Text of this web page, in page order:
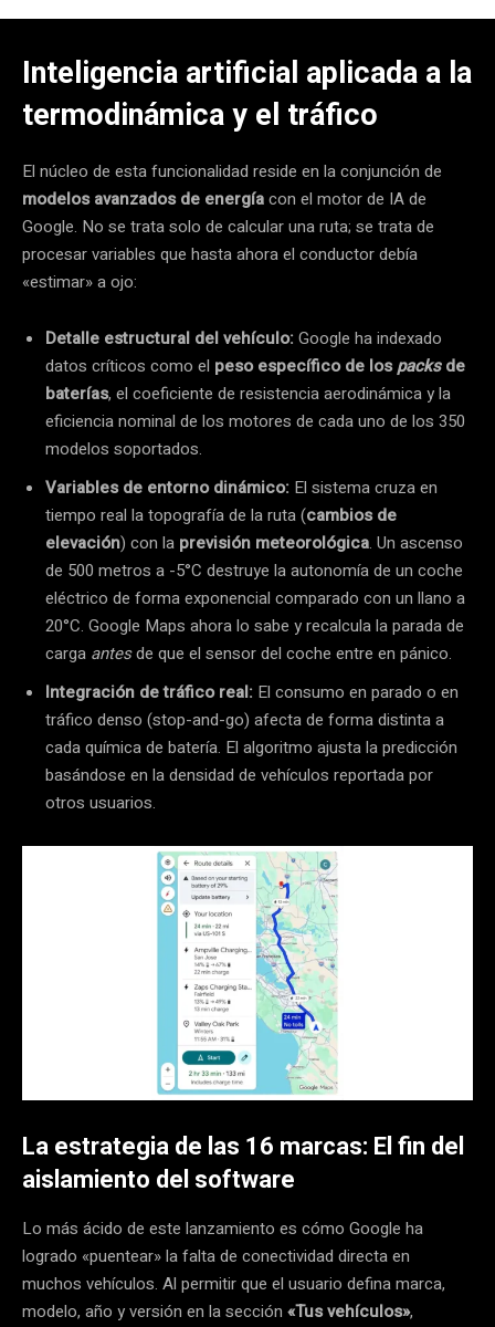
Inteligencia artificial aplicada a la
termodinámica y el tráfico
El núcleo de esta funcionalidad reside en la conjunción de
modelos avanzados de energíacon el motor de IA de
Google. No se trata solo de calcular una ruta; se trata de
procesar variables que hasta ahora el conductor debía
«estimar» a ojo:
Detalle estructural del vehículo:Google ha indexado
datos críticos como el peso específico de lospacksde
baterías, el coeficiente de resistencia aerodinámica y la
eficiencia nominal de los motores de cada uno de los 350
modelos soportados.
Variables de entorno dinámico: El sistema cruza en
tiempo real la topografía de la ruta (cambios de
elevación) con la previsión meteorológica. Un ascenso
de 500 metros a -5°C destruye la autonomía de un coche
eléctrico de forma exponencial comparado con un llano a
20°C. Google Maps ahora lo sabe y recalcula la parada de
carga antesde que el sensor del coche entre en pánico.
Integración de tráfico real: El consumo en parado o en
tráfico denso (stop-and-go) afecta de forma distinta a
cada química de batería. El algoritmo ajusta la predicción
basándose en la densidad de vehículos reportada por
otros usuarios.
La estrategia de las 16 marcas: El fin del
aislamiento del software
Lo más ácido de este lanzamiento es cómo Google ha
logrado «puentear» la falta de conectividad directa en
muchos vehículos. Al permitir que el usuario defina marca,
modelo, año y versión en la sección «Tus vehículos»,